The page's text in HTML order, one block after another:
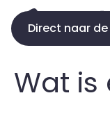
Direct naar
Wat is